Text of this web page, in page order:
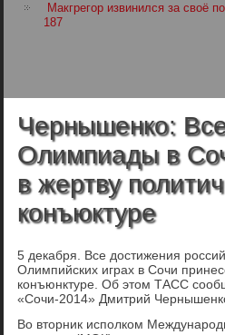
Макгрегор извинился за своё
187
Чернышенко:
Олимпиады в
в жертву
конъюктуре
5 декабря. Все достижения
Олимпийских играх в Сочи
конъюнктуре. Об этом ТАСС
«Сочи-2014» Дмитрий
Во вторник исполком